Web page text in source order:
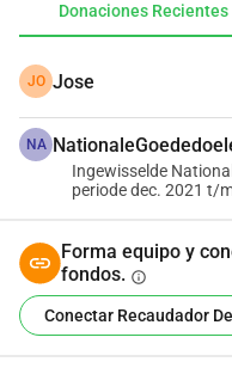
Donaciones Recientes
JO Jose
NA
Ingewisselde
periode dec. 2021 t/
Forma equipo y
fondos. info
Conectar Recaudador